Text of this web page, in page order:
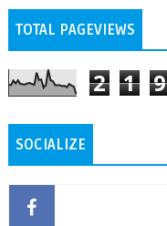
TOTAL PAGEVIEWS
2 1 9
SOCIALIZE